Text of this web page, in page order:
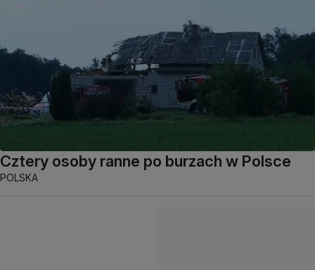
Cztery osoby ranne po burzach w Polsce
POLSKA